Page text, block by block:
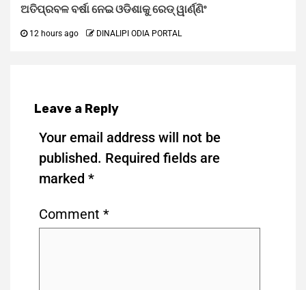
ଅତିପ୍ରବଳ ବର୍ଷା ନେଇ ଓଡିଶାକୁ ରେଡ୍ ୱାର୍ଣ୍ଣିଂ
12 hours ago DINALIPI ODIA PORTAL
Leave a Reply
Your email address will not be
published. Required fields are
marked *
Comment *